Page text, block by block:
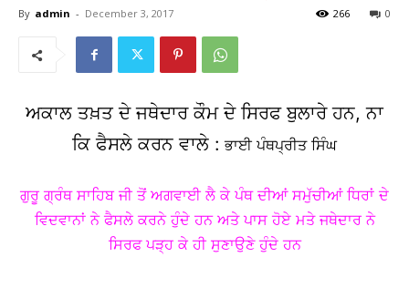
By admin - December 3, 2017 0
266
ਅਕਾਲ ਤਖ਼ਤ ਦੇ ਜਥੇਦਾਰ ਕੌਮ ਦੇ ਸਿਰਫ ਬੁਲਾਰੇ ਹਨ, ਨਾ
ਕਿ ਫੈਸਲੇ ਕਰਨ ਵਾਲੇ : ਭਾਈ ਪੰਥਪ੍ਰੀਤ ਸਿੰਘ
ਗੁਰੂ ਗ੍ਰੰਥ ਸਾਹਿਬ ਜੀ ਤੋਂ ਅਗਵਾਈ ਲੈ ਕੇ ਪੰਥ ਦੀਆਂ ਸਮੁੱਚੀਆਂ ਧਿਰਾਂ ਦੇ
ਵਿਦਵਾਨਾਂ ਨੇ ਫੈਸਲੇ ਕਰਨੇ ਹੁੰਦੇ ਹਨ ਅਤੇ ਪਾਸ ਹੋਏ ਮਤੇ ਜਥੇਦਾਰ ਨੇ
ਸਿਰਫ ਪੜ੍ਹ ਕੇ ਹੀ ਸੁਣਾਉਣੇ ਹੁੰਦੇ ਹਨ